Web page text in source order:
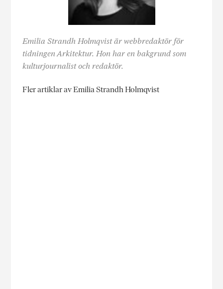
Emilia Strandh Holmqvist är webbredaktör för
tidningen Arkitektur. Hon har en bakgrund som
kulturjournalist och redaktör.
Fler artiklar av Emilia Strandh Holmqvist